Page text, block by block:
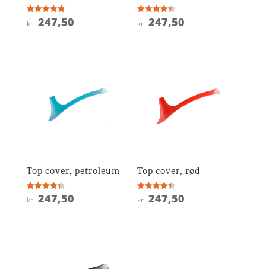
Vurderet
4.9
kr. 247,50
Vurderet
4.4
kr. 247,50
Top cover, petroleum
Vurderet
4.3
kr. 247,50
Top cover, rød
Vurderet
4.4
kr. 247,50